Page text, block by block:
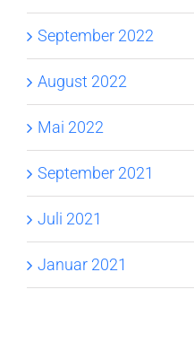
September 2022
August 2022
Mai 2022
September 2021
Juli 2021
Januar 2021